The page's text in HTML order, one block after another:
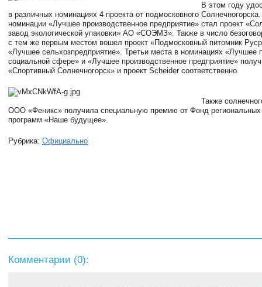
В этом году
в различных номинациях 4 проекта от подмосковного
номинации «Лучшее производственное предприятие» стал проект
завод экологической упаковки» АО «СОЭМЗ». Также в число
с тем же первым местом вошел проект «Подмосковный питомник
«Лучшее сельхозпредприятие». Третьи места в номинациях «Лучшее
социальной сфере» и «Лучшее производственное предприятие»
«Спортивный Солнечногорск» и проект Scheider соответственно.
Также
ООО «Феникс» получила специальную премию от Фонд
программ «Наше будущее».
Рубрика: Официально
Комментарии (0):